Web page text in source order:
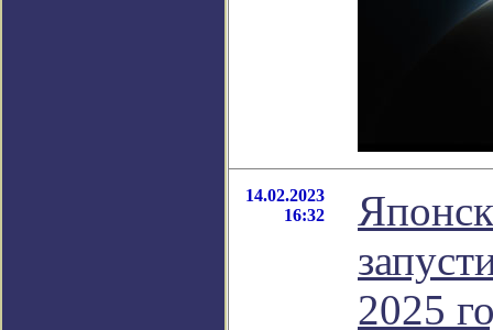
14.02.2023
16:32
2025